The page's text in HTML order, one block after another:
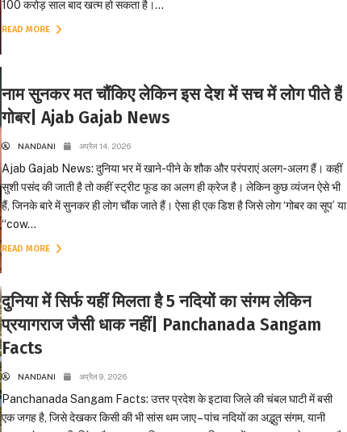
100 करोड़ साल बाद खत्म हो सकता है।...
READ MORE
नाम सुनकर मत चौंकिए लेकिन इस देश में सच में लोग पीते हैं
गोबर| Ajab Gajab News
NANDANI अप्रैल 14, 2026
Ajab Gajab News: दुनिया भर में खाने-पीने के शौक और परंपराएं अलग-अलग हैं। कहीं
सुशी पसंद की जाती है तो कहीं स्ट्रीट फूड का अलग ही क्रेज है। लेकिन कुछ व्यंजन ऐसे भी
हैं, जिनके बारे में सुनकर ही लोग चौंक जाते हैं। ऐसा ही एक डिश है जिसे लोग ‘गोबर का सूप’ या
“cow...
READ MORE
दुनिया में सिर्फ यहीं मिलता है 5 नदियों का संगम लेकिन
प्रयागराज जैसी धाक नहीं| Panchanada Sangam
Facts
NANDANI अप्रैल 9, 2026
Panchanada Sangam Facts: उत्तर प्रदेश के इटावा जिले की चंबल घाटी में बसी
एक जगह है, जिसे देखकर किसी की भी सांस थम जाए – पांच नदियों का अद्भुत संगम, यानी